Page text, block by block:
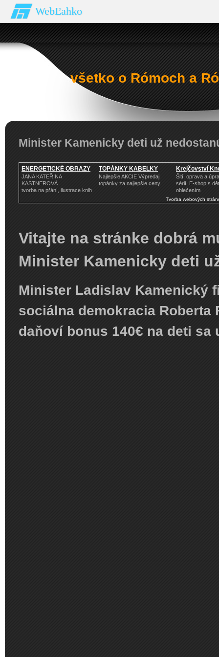
WebĽahko
všetko o Rómoch a
Minister Kamenicky deti už
ENERGETICKÉ OBRAZY
JANA KATEŘINA
KASTNEROVÁ
tvorba na přání, ilustrace knih
TOPÁNKY KABELKY
Najlepšie AKCIE Výpredaj
topánky za najlepšie ceny
Krejčovství
Šití, oprava a
sérií. E-shop s
oblečením
Tvorba webových
Vitajte na stránke dobrá
Minister Kamenicky deti
Minister Ladislav Kamenický
sociálna demokracia Roberta
daňoví bonus 140€ na deti sa